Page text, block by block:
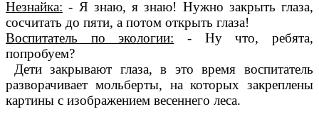
Незнайка: - Я знаю, я знаю! Нужно закрыть глаза,
сосчитать до пяти, а потом открыть глаза!
Воспитатель по экологии: - Ну что, ребята,
попробуем?
Дети закрывают глаза, в это время воспитатель
разворачивает мольберты, на которых закреплены
картины с изображением весеннего леса.